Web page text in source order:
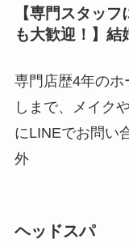
【専門スタッ
も大歓迎！】
専門店歴4年のホ
しまで、メイク
にLINEでお問い
外
ヘッドスパ